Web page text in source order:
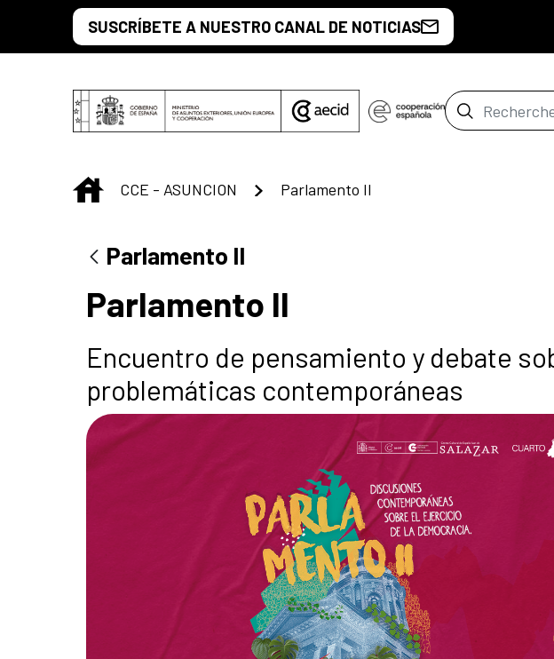
Saut au contenu principal
SUSCRÍBETE A NUESTRO CANAL DE NOTICIAS
Barre de
INICIO
CCE - ASUNCION Parlamento II
Parlamento II
Parlamento II
Encuentro de pensamiento y debate
problemáticas contemporáneas